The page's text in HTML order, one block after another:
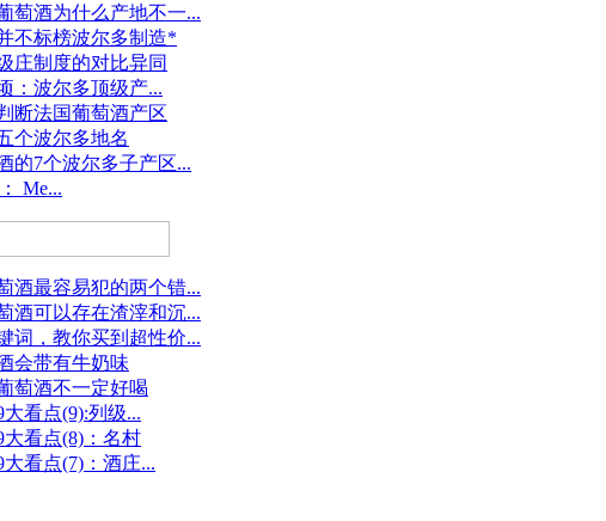
萄酒为什么产地不一...
不标榜波尔多制造*
庄制度的对比异同
：波尔多顶级产...
断法国葡萄酒产区
个波尔多地名
的7个波尔多子产区...
Me...
酒最容易犯的两个错...
酒可以存在渣滓和沉...
词，教你买到超性价...
会带有牛奶味
萄酒不一定好喝
看点(9):列级...
看点(8)：名村
看点(7)：酒庄...